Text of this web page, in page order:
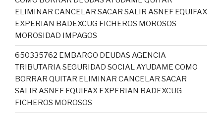
ELIMINAR CANCELAR SACAR SALIR ASNEF EQUIFAX
EXPERIAN BADEXCUG FICHEROS MOROSOS
MOROSIDAD IMPAGOS
650335762 EMBARGO DEUDAS AGENCIA
TRIBUTARIA SEGURIDAD SOCIAL AYUDAME COMO
BORRAR QUITAR ELIMINAR CANCELAR SACAR
SALIR ASNEF EQUIFAX EXPERIAN BADEXCUG
FICHEROS MOROSOS